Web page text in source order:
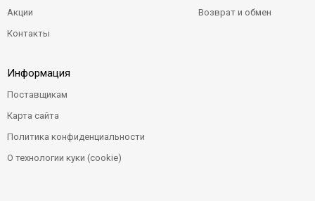
Акции
Контакты
Возврат и обмен
Информация
Поставщикам
Карта сайта
Политика конфиденциальности
О технологии куки (cookie)